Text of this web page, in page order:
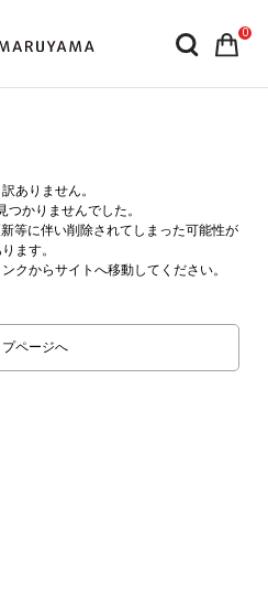
0
ありません。
つかりませんでした。
等に伴い削除されてしまった可能性が
ます。
クからサイトへ移動してください。
プページへ